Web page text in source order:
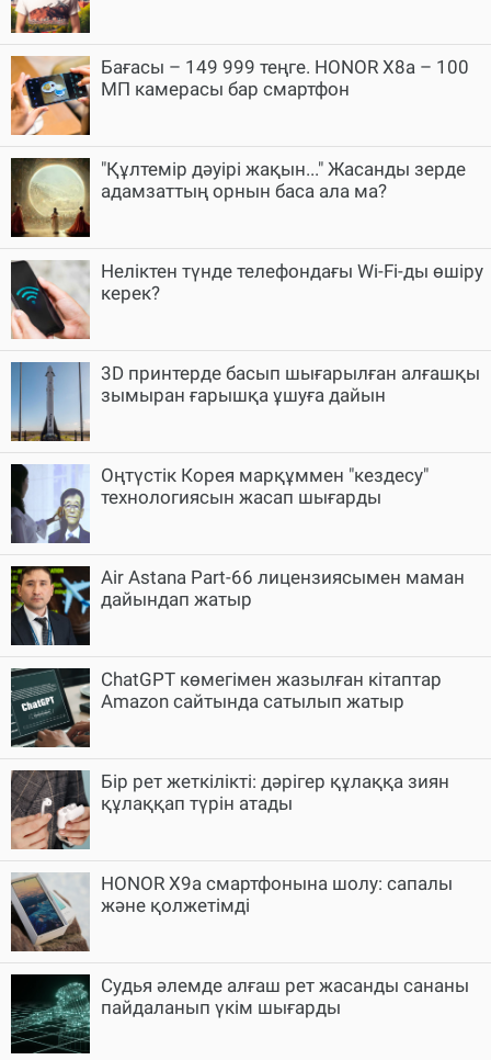
Бағасы – 149 999 теңге. HONOR X8a – 100
МП камерасы бар смартфон
"Құлтемір дәуірі жақын..." Жасанды зерде
адамзаттың орнын баса ала ма?
Неліктен түнде телефондағы Wi-Fi-ды өшіру
керек?
3D принтерде басып шығарылған алғашқы
зымыран ғарышқа ұшуға дайын
Оңтүстік Корея марқұммен "кездесу"
технологиясын жасап шығарды
Air Astana Part-66 лицензиясымен маман
дайындап жатыр
ChatGPT көмегімен жазылған кітаптар
Amazon сайтында сатылып жатыр
Бір рет жеткілікті: дәрігер құлаққа зиян
құлаққап түрін атады
HONOR X9a смартфонына шолу: сапалы
және қолжетімді
Судья әлемде алғаш рет жасанды сананы
пайдаланып үкім шығарды